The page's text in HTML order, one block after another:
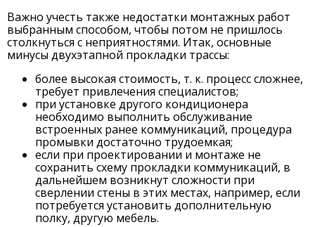
Важно учесть также недостатки монтажных работ
выбранным способом, чтобы потом не пришлось
столкнуться с неприятностями. Итак, основные
минусы двухэтапной прокладки трассы:
более высокая стоимость, т. к. процесс сложнее,
требует привлечения специалистов;
при установке другого кондиционера
необходимо выполнить обслуживание
встроенных ранее коммуникаций, процедура
промывки достаточно трудоемкая;
если при проектировании и монтаже не
сохранить схему прокладки коммуникаций, в
дальнейшем возникнут сложности при
сверлении стены в этих местах, например, если
потребуется установить дополнительную
полку, другую мебель.